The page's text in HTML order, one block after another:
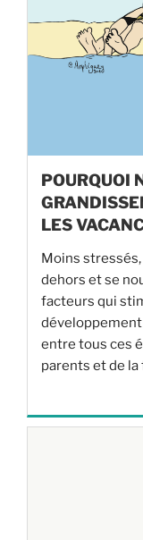
POURQUOI
LES
Moins
dehors et se
facteurs qui
entre tous ces
parents et de